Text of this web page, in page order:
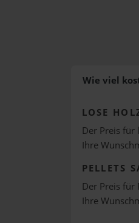
Wie viel
LOSE
Der Preis für
Ihre
PELLETS
Der Preis für
Ihre